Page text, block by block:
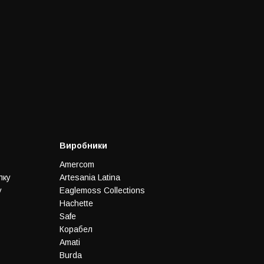
Виробники
Amercom
Artesania Latina
Eaglemoss Collections
Hachette
Safe
Корабел
Amati
Burda